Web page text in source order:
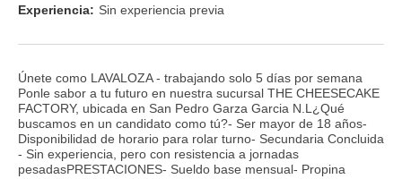
Experiencia: Sin experiencia previa
Únete como LAVALOZA - trabajando solo 5 días por semana
Ponle sabor a tu futuro en nuestra sucursal THE CHEESECAKE
FACTORY, ubicada en San Pedro Garza Garcia N.L¿Qué
buscamos en un candidato como tú?- Ser mayor de 18 años-
Disponibilidad de horario para rolar turno- Secundaria Concluida
- Sin experiencia, pero con resistencia a jornadas
pesadasPRESTACIONES- Sueldo base mensual- Propina